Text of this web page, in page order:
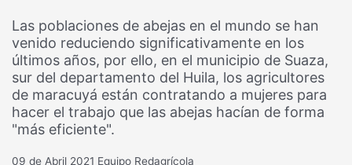
Las poblaciones de abejas en el mundo se han
venido reduciendo significativamente en los
últimos años, por ello, en el municipio de Suaza,
sur del departamento del Huila, los agricultores
de maracuyá están contratando a mujeres para
hacer el trabajo que las abejas hacían de forma
"más eficiente".
09 de Abril 2021 Equipo Redagrícola